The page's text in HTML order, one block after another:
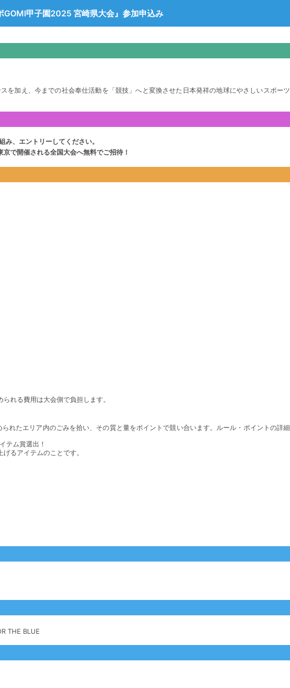
GOMI甲子園2025 宮崎県大会』参加申込み
を加え、今までの社会奉仕活動を「競技」へと変換させた日本発祥の地球にやさしいスポーツ
、エントリーしてください。
で開催される全国大会へ無料でご招待！
れる費用は大会側で負担します。
れたエリア内のごみを拾い、その質と量をポイントで競い合います。ルール・ポイントの詳細
テム賞選出！
るアイテムのことです。
THE BLUE